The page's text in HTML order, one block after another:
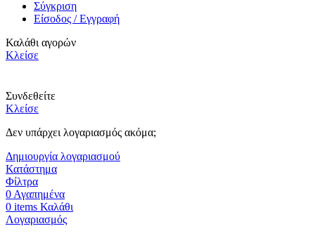
Σύγκριση
Είσοδος / Εγγραφή
Καλάθι αγορών
Κλείσε
Συνδεθείτε
Κλείσε
Δεν υπάρχει λογαριασμός ακόμα;
Δημιουργία λογαριασμού
Κατάστημα
Φίλτρα
0 Αγαπημένα
0 items Καλάθι
Λογαριασμός